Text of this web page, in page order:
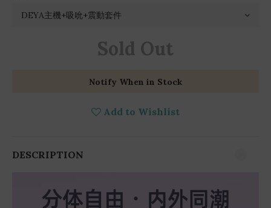
Sold Out
Notify When in Stock
Add to Wishlist
DESCRIPTION